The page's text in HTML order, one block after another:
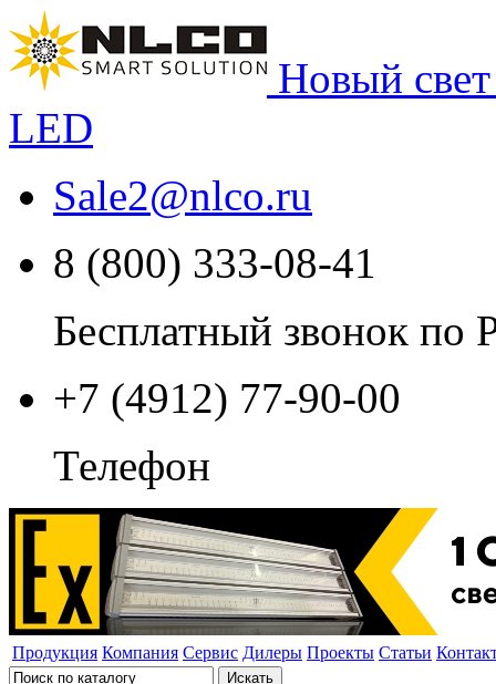
Новый
LED
Sale2@nlco.ru
8 (800) 333-08-41
Бесплатный звонок по
+7 (4912) 77-90-00
Телефон
Продукция Компания Сервис Дилеры Проекты Статьи